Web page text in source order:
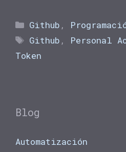
Categorías
Github ,
Etiquetas
Github , Personal
Token
Blog
Automatización